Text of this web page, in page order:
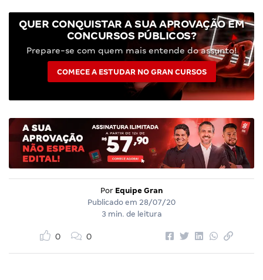
QUER CONQUISTAR A SUA APROVAÇÃO EM
CONCURSOS PÚBLICOS?
Prepare-se com quem mais entende do assunto!
COMECE A ESTUDAR NO GRAN CURSOS
Por Equipe Gran
Publicado em 28/07/20
3 min. de leitura
0 0